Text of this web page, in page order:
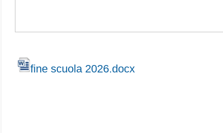
fine scuola 2026.docx